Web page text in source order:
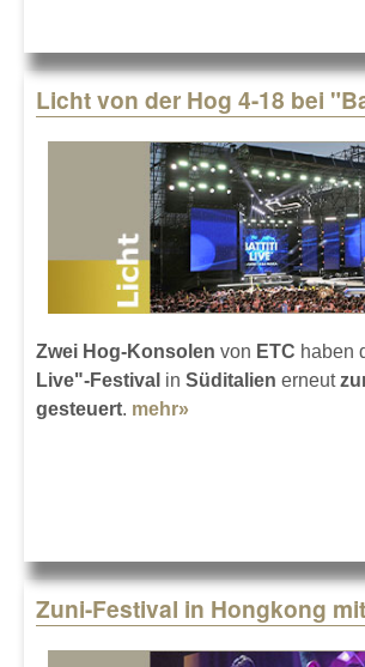
Licht von der Hog 4-18 bei
Zwei Hog-Konsolen von ETC haben
Live"-Festival in Süditalien erneut
gesteuert. mehr»
Zuni-Festival in Hongkong